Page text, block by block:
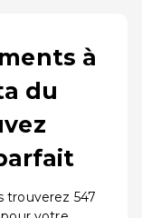
à
du
trouverez 547